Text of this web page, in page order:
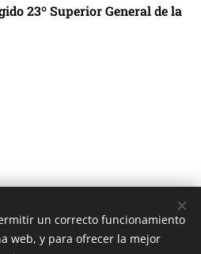
23º Superior General de la
dei Penitenzieri 19 -00193 ROMA
un correcto funcionamiento
web, y para ofrecer la mejor